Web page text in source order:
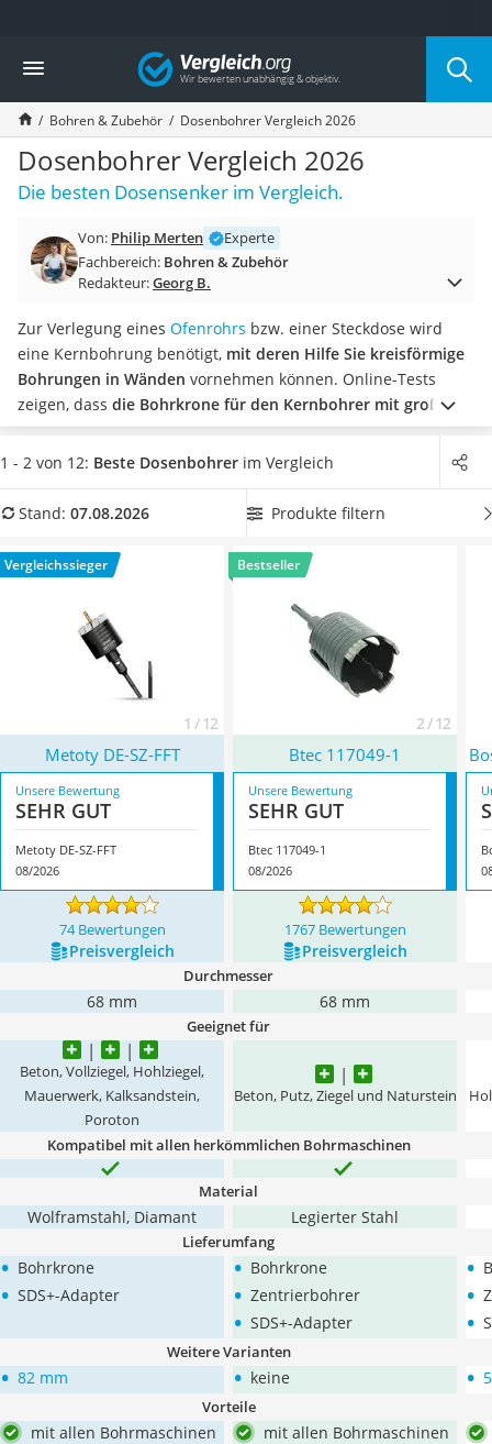
Die beliebtesten Vergleiche nach Kategorie
Baumarkt
Tresor feuerfest
Makita-Akku-Rasenmäher
Kappsäge
Smartes Türschloss
Akku-Rasentrimmer
Split-Klimaanlage 2 Innengeräte
Pelletofen
Tiefbrunnenpumpe
Fliesenschneider
Hochdruckreiniger
Doppelschleifer
Überwachungskamera
Benzinrasenmäher mit Elektrostart
Löschdecke
Winterharte Palmen
Gasdurchlauferhitzer
Vergleich
Bohren & Zubehör Dosenbohrer Vergleich 2026
Dosenbohrer Vergleich 2026
Die besten Dosensenker im Vergleich.
Von: Philip Merten
Experte
Fachbereich: Bohren & Zubehör
Redakteur:Georg B.
Zur Verlegung eines Ofenrohrs bzw. einer Steckdose wird
eine Kernbohrung benötigt, mit deren Hilfe Sie kreisförmige
Bohrungen in Wänden vornehmen können. Online-Tests
zeigen, dass die Bohrkrone für den Kernbohrer mit großer
Sorgfalt gewählt werden muss, damit die Wand keine
bleibenden Schäden aufgrund wiederholter Bohrungen
Produktmit dem passenden Durchmesserfür
August 2026 besonders das ModellMetoty DE-SZ-FFT
seinen Eigenschaften.
1 - 2 von 12: Beste Dosenbohrer im Vergleich
Stand: 07.08.2026 Produkte filtern
Vergleichssieger
1 / 12
Bestseller
2 / 12
Metoty DE-SZ-FFT Btec 117049-1
Unsere Bewertung
SEHR GUT
Metoty DE-SZ-FFT
08/2026
Unsere Bewertung
SEHR GUT
Btec 117049-1
08/2026
74 Bewertungen 1767 Bewertungen
Preis­vergleich Preis­vergleich
Durchmesser
68 mm 68 mm
Geeignet für
Beton, Vollziegel, Hohlziegel,
Mauerwerk, Kalksandstein,
Poroton
Beton, Putz, Ziegel und Naturstein
Kompatibel mit allen herkömmlichen Bohrmaschinen
Material
Wolframstahl, Diamant Legierter Stahl
Lieferumfang
• Bohrkrone
• SDS+-Adapter
• Bohrkrone
• Zentrierbohrer
• SDS+-Adapter
•
•
•
Weitere Varianten
• 82 mm • keine •
Vorteile
mit allen Bohrmaschinen
mit allen Bohrmaschinen